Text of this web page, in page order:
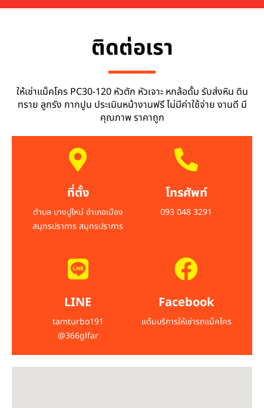
ติดต่อเรา
ให้เช่าแม็คโคร PC30-120 หัวตัก หัวเจาะ หกล้อดั้ม รับส่งหิน ดิน
ทราย ลูกรัง กากปูน ประเมินหน้างานฟรี ไม่มีค่าใช้จ่าย งานดี มี
คุณภาพ ราคาถูก
ที่ตั้ง
ตำบล บางปูใหม่ อำเภอเมือง
สมุทรปราการ สมุทรปราการ
โทรศัพท์
093 048 3291
LINE
tamturbo191
@366glfar
Facebook
แต้มบริการให้เช่ารถแม็คโคร